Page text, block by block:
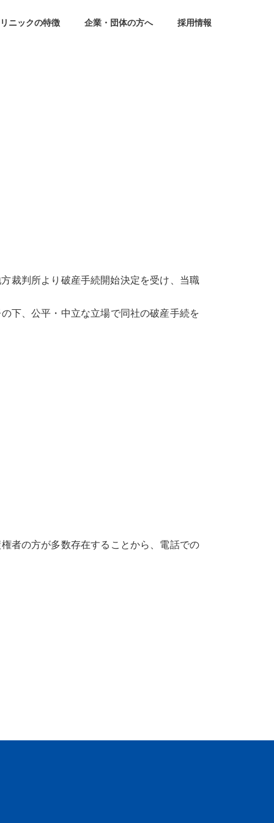
ニックの特徴 企業・団体の方へ 採用情報
裁判所より破産手続開始決定を受け、当職
下、公平・中立な立場で同社の破産手続を
者の方が多数存在することから、電話での